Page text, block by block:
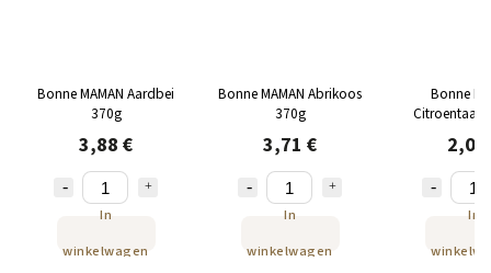
Bonne MAMAN Aardbei
370g
3,88 €
In
winkelwagen
Bonne MAMAN Abrikoos
370g
3,71 €
In
winkelwagen
Bonne
2,04
In